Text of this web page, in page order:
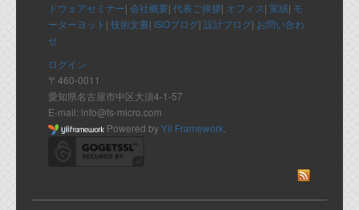
ドウェアセミナー| 会社概要| 代表ご挨拶| オフィス| 実績| モ
ーターヨット | 技術文書| ISOブログ| 設計ブログ| お問い合わ
せ
ログイン
〒460-0011
愛知県名古屋市中区大須4-1-57
E-mail: info@fs-micro.com
Powered byYii Framework